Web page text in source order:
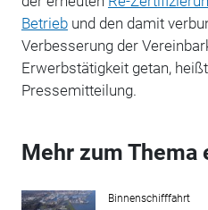
Betrieb und den damit
Verbesserung der
Erwerbstätigkeit getan,
Pressemitteilung.
Mehr zum Thema
Binnenschifffahrt